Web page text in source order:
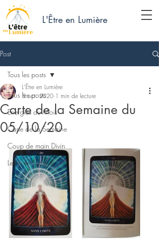
L'Être en Lumière
Post
Tous les posts
Energies du Mois
Carte de la Semaine
Coup de main Divin
Lettre en Lumière
Tous les posts
Carte de la Semaine du
05/10/20
L'Être en Lumière
5 oct. 2020 1 min de lecture